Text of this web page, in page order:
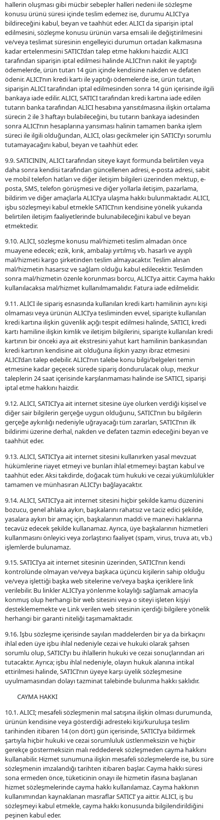
hallerin oluşması gibi mücbir sebepler halleri nedeni ile sözleşme
konusu ürünü süresi içinde teslim edemez ise, durumu ALICI'ya
bildireceğini kabul, beyan ve taahhüt eder. ALICI da siparişin iptal
edilmesini, sözleşme konusu ürünün varsa emsali ile değiştirilmesini
ve/veya teslimat süresinin engelleyici durumun ortadan kalkmasına
kadar ertelenmesini SATICI’dan talep etme hakkını haizdir. ALICI
tarafından siparişin iptal edilmesi halinde ALICI’nın nakit ile yaptığı
ödemelerde, ürün tutarı 14 gün içinde kendisine nakden ve defaten
ödenir. ALICI’nın kredi kartı ile yaptığı ödemelerde ise, ürün tutarı,
siparişin ALICI tarafından iptal edilmesinden sonra 14 gün içerisinde ilgili
bankaya iade edilir. ALICI, SATICI tarafından kredi kartına iade edilen
tutarın banka tarafından ALICI hesabına yansıtılmasına ilişkin ortalama
sürecin 2 ile 3 haftayı bulabileceğini, bu tutarın bankaya iadesinden
sonra ALICI’nın hesaplarına yansıması halinin tamamen banka işlem
süreci ile ilgili olduğundan, ALICI, olası gecikmeler için SATICI’yı sorumlu
tutamayacağını kabul, beyan ve taahhüt eder.
9.9. SATICININ, ALICI tarafından siteye kayıt formunda belirtilen veya
daha sonra kendisi tarafından güncellenen adresi, e-posta adresi, sabit
ve mobil telefon hatları ve diğer iletişim bilgileri üzerinden mektup, e-
posta, SMS, telefon görüşmesi ve diğer yollarla iletişim, pazarlama,
bildirim ve diğer amaçlarla ALICI’ya ulaşma hakkı bulunmaktadır. ALICI,
işbu sözleşmeyi kabul etmekle SATICI’nın kendisine yönelik yukarıda
belirtilen iletişim faaliyetlerinde bulunabileceğini kabul ve beyan
etmektedir.
9.10. ALICI, sözleşme konusu mal/hizmeti teslim almadan önce
muayene edecek; ezik, kırık, ambalajı yırtılmış vb. hasarlı ve ayıplı
mal/hizmeti kargo şirketinden teslim almayacaktır. Teslim alınan
mal/hizmetin hasarsız ve sağlam olduğu kabul edilecektir. Teslimden
sonra mal/hizmetin özenle korunması borcu, ALICI’ya aittir. Cayma hakkı
kullanılacaksa mal/hizmet kullanılmamalıdır. Fatura iade edilmelidir.
9.11. ALICI ile sipariş esnasında kullanılan kredi kartı hamilinin aynı kişi
olmaması veya ürünün ALICI’ya tesliminden evvel, siparişte kullanılan
kredi kartına ilişkin güvenlik açığı tespit edilmesi halinde, SATICI, kredi
kartı hamiline ilişkin kimlik ve iletişim bilgilerini, siparişte kullanılan kredi
kartının bir önceki aya ait ekstresini yahut kart hamilinin bankasından
kredi kartının kendisine ait olduğuna ilişkin yazıyı ibraz etmesini
ALICI’dan talep edebilir. ALICI’nın talebe konu bilgi/belgeleri temin
etmesine kadar geçecek sürede sipariş dondurulacak olup, mezkur
taleplerin 24 saat içerisinde karşılanmaması halinde ise SATICI, siparişi
iptal etme hakkını haizdir.
9.12. ALICI, SATICI’ya ait internet sitesine üye olurken verdiği kişisel ve
diğer sair bilgilerin gerçeğe uygun olduğunu, SATICI’nın bu bilgilerin
gerçeğe aykırılığı nedeniyle uğrayacağı tüm zararları, SATICI’nın ilk
bildirimi üzerine derhal, nakden ve defaten tazmin edeceğini beyan ve
taahhüt eder.
9.13. ALICI, SATICI’ya ait internet sitesini kullanırken yasal mevzuat
hükümlerine riayet etmeyi ve bunları ihlal etmemeyi baştan kabul ve
taahhüt eder. Aksi takdirde, doğacak tüm hukuki ve cezai yükümlülükler
tamamen ve münhasıran ALICI’yı bağlayacaktır.
9.14. ALICI, SATICI’ya ait internet sitesini hiçbir şekilde kamu düzenini
bozucu, genel ahlaka aykırı, başkalarını rahatsız ve taciz edici şekilde,
yasalara aykırı bir amaç için, başkalarının maddi ve manevi haklarına
tecavüz edecek şekilde kullanamaz. Ayrıca, üye başkalarının hizmetleri
kullanmasını önleyici veya zorlaştırıcı faaliyet (spam, virus, truva atı, vb.)
işlemlerde bulunamaz.
9.15. SATICI’ya ait internet sitesinin üzerinden, SATICI’nın kendi
kontrolünde olmayan ve/veya başkaca üçüncü kişilerin sahip olduğu
ve/veya işlettiği başka web sitelerine ve/veya başka içeriklere link
verilebilir. Bu linkler ALICI’ya yönlenme kolaylığı sağlamak amacıyla
konmuş olup herhangi bir web sitesini veya o siteyi işleten kişiyi
desteklememekte ve Link verilen web sitesinin içerdiği bilgilere yönelik
herhangi bir garanti niteliği taşımamaktadır.
9.16. İşbu sözleşme içerisinde sayılan maddelerden bir ya da birkaçını
ihlal eden üye işbu ihlal nedeniyle cezai ve hukuki olarak şahsen
sorumlu olup, SATICI’yı bu ihlallerin hukuki ve cezai sonuçlarından ari
tutacaktır. Ayrıca; işbu ihlal nedeniyle, olayın hukuk alanına intikal
ettirilmesi halinde, SATICI’nın üyeye karşı üyelik sözleşmesine
uyulmamasından dolayı tazminat talebinde bulunma hakkı saklıdır.
CAYMA HAKKI
10.1. ALICI; mesafeli sözleşmenin mal satışına ilişkin olması durumunda,
ürünün kendisine veya gösterdiği adresteki kişi/kuruluşa teslim
tarihinden itibaren 14 (on dört) gün içerisinde, SATICI’ya bildirmek
şartıyla hiçbir hukuki ve cezai sorumluluk üstlenmeksizin ve hiçbir
gerekçe göstermeksizin malı reddederek sözleşmeden cayma hakkını
kullanabilir. Hizmet sunumuna ilişkin mesafeli sözleşmelerde ise, bu süre
sözleşmenin imzalandığı tarihten itibaren başlar. Cayma hakkı süresi
sona ermeden önce, tüketicinin onayı ile hizmetin ifasına başlanan
hizmet sözleşmelerinde cayma hakkı kullanılamaz. Cayma hakkının
kullanımından kaynaklanan masraflar SATICI’ ya aittir. ALICI, iş bu
sözleşmeyi kabul etmekle, cayma hakkı konusunda bilgilendirildiğini
peşinen kabul eder.